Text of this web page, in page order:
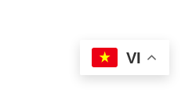
VI